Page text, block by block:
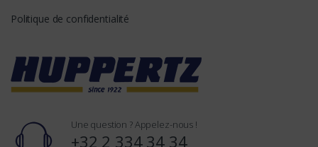
Politique de confidentialité
Une question ? Appelez-nous !
+32 2 334 34 34